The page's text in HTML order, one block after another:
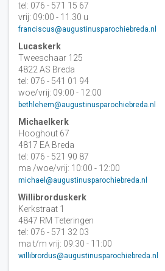
tel: 076 - 571 15 67
vrij: 09:00 - 11.30 u
franciscus@augustinusparochiebreda.nl
Lucaskerk
Tweeschaar 125
4822 AS Breda
tel: 076 - 541 01 94
woe/vrij: 09:00 - 12:00
bethlehem@augustinusparochiebreda.nl
Michaelkerk
Hooghout 67
4817 EA Breda
tel: 076 - 521 90 87
ma /woe/vrij: 10:00 - 12:00
michael@augustinusparochiebreda.nl
Willibrorduskerk
Kerkstraat 1
4847 RM Teteringen
tel: 076 - 571 32 03
ma t/m vrij: 09:30 - 11:00
willibrordus@augustinusparochiebreda.nl